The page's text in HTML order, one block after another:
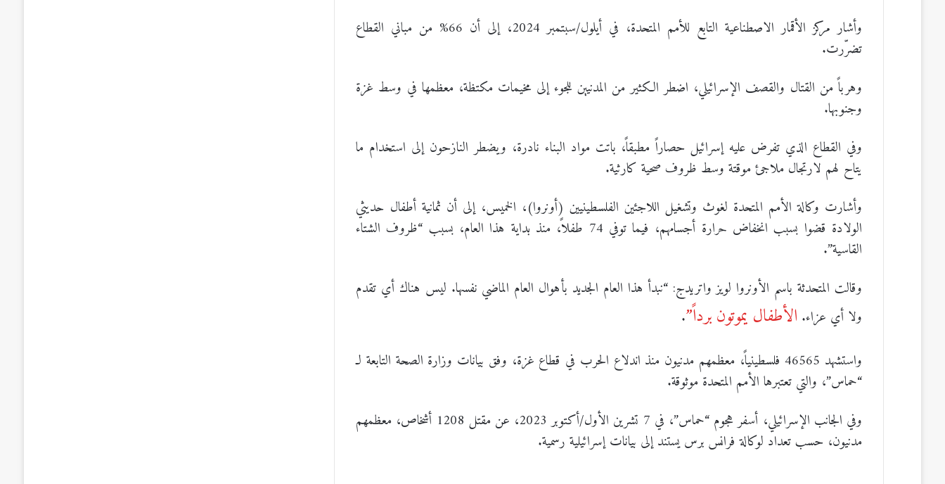
وأشار مركز الأقمار الاصطناعية التابع للأمم المتحدة، في أيلول/سبتمبر 2024، إلى أن 66% من مباني القطاع
تضرّرت.
وهرباً من القتال والقصف الإسرائيلي، اضطر الكثير من المدنيين للجوء إلى مخيمات مكتظة، معظمها في وسط غزة
وجنوبها.
وفي القطاع الذي تفرض عليه إسرائيل حصاراً مطبقاً، باتت مواد البناء نادرة، ويضطر النازحون إلى استخدام ما
يتاح لهم لارتجال ملاجئ موقتة وسط ظروف صحية كارثية.
وأشارت وكالة الأمم المتحدة لغوث وتشغيل اللاجئين الفلسطينيين (أونروا)، الخميس، إلى أن ثمانية أطفال حديثي
الولادة قضوا بسبب انخفاض حرارة أجسامهم، فيما توفي 74 طفلاً، منذ بداية هذا العام، بسبب “ظروف الشتاء
القاسية”.
وقالت المتحدثة باسم الأونروا لويز واتريدج: “نبدأ هذا العام الجديد بأهوال العام الماضي نفسها. ليس هناك أي تقدم
ولا أي عزاء. الأطفال يموتون برداً”.
واستشهد 46565 فلسطينياً، معظمهم مدنيون منذ اندلاع الحرب في قطاع غزة، وفق بيانات وزارة الصحة التابعة لـ
“حماس”، والتي تعتبرها الأمم المتحدة موثوقة.
وفي الجانب الإسرائيلي، أسفر هجوم “حماس”، في 7 تشرين الأول/أكتوبر 2023، عن مقتل 1208 أشخاص، معظمهم
مدنيون، حسب تعداد لوكالة فرانس برس يستند إلى بيانات إسرائيلية رسمية.